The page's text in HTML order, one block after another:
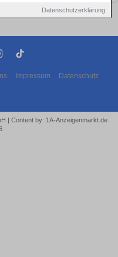
Datenschutzerklärung
Impressum Datenschutz
| Content by: 1A-Anzeigenmarkt.de